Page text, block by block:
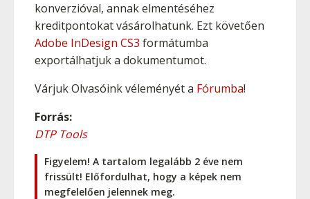
konverzióval, annak elmentéséhez
kreditpontokat vásárolhatunk. Ezt követően
Adobe InDesign CS3 formátumba
exportálhatjuk a dokumentumot.
Várjuk Olvasóink véleményét a Fórumba!
Forrás:
DTP Tools
Figyelem! A tartalom legalább 2 éve nem
frissült! Előfordulhat, hogy a képek nem
megfelelően jelennek meg.